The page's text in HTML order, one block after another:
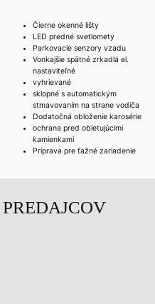
Čierne okenné lišty
LED predné svetlomety
Parkovacie senzory vzadu
Vonkajšie spätné zrkadlá el.
nastaviteľné
vyhrievané
sklopné s automatickým
stmavovaním na strane vodiča
Dodatočná obloženie karosérie
ochrana pred obletujúcimi
kamienkami
Príprava pre ťažné zariadenie